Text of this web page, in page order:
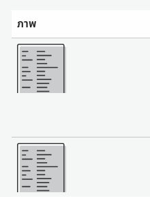
ภาพ
มากขึ้น
มากขึ้น